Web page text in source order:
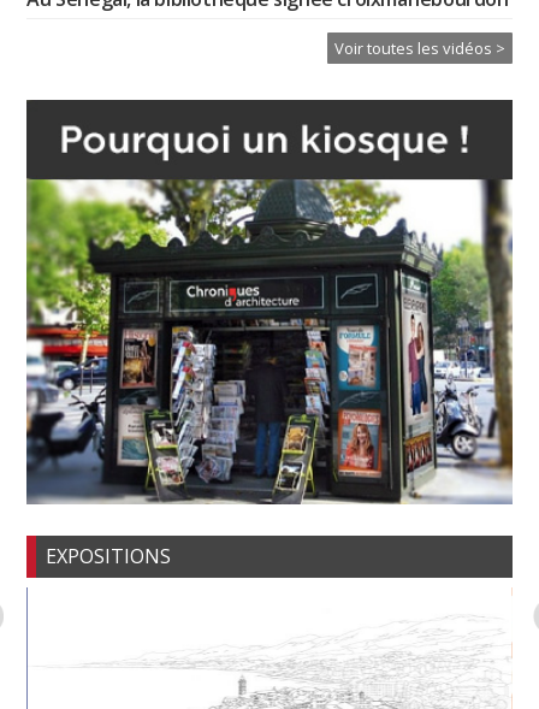
Voir toutes les vidéos >
EXPOSITIONS